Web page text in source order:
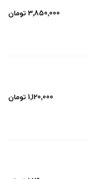
3٬850٬000 تومان
1٬120٬000 تومان